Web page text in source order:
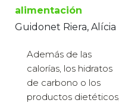
alimentación
Guidonet Riera, Alícia
Además de las
calorías, los hidratos
de carbono o los
productos dietéticos,